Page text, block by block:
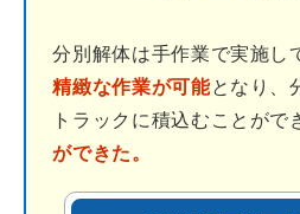
分別解体は手作業で実施し
精緻な作業が可能となり、
トラックに積込むことがで
ができた。